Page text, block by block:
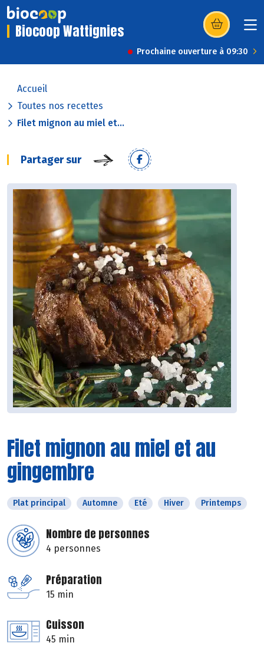
Biocoop Wattignies (s’ouvre dans
Prochaine ouverture à 09:30
Accueil
Toutes nos recettes
Filet mignon au miel et...
Partager sur
Filet mignon au miel et au
gingembre
Plat principal Automne Eté Hiver Printemps
Nombre de personnes
4 personnes
Préparation
15 min
Cuisson
45 min